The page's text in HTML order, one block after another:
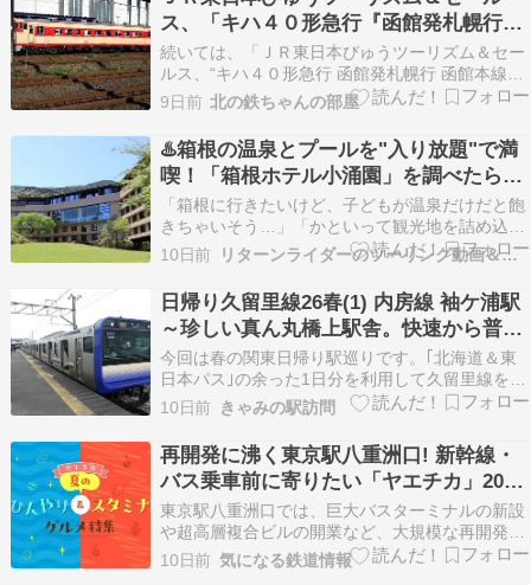
雲（7両）からなるサンライズエクスプレス。
写…
ス、「キハ４０形急行『函館発札幌行』
函館本線の旅」の参加者募集中。
続いては、「ＪＲ東日本びゅうツーリズム＆セー
ルス、“キハ４０形急行 函館発札幌行 函館本線の
旅”の参加者募集中」の話題を一つ。ＪＲ東日本
びゅうツーリズム＆セールスは、「キハ４０形急
行『函館発札幌行』函館本線の旅」の参加者を募
集している。全国の鉄道ファンの皆さん、懐かし
い札幌行き…
9日前 北の鉄ちゃんの部屋
♨️箱根の温泉とプールを"入り放題"で満
喫！「箱根ホテル小涌園」を調べたら家
族旅行にちょうどいい理由とは????
「箱根に行きたいけど、子どもが温泉だけだと飽
きちゃいそう…」「かといって観光地を詰め込み
すぎるのも疲れる…」 そんな悩みを抱えながら箱
根のホテルを探していたところ、目に留まったの
が小涌谷温泉にある「箱根ホテル小涌園」????
藤田観光リゾートが運営する温泉ホテルで、隣接
する温泉ア…
10日前 リターンライダーのツーリング動画＆温泉体験記
日帰り久留里線26春(1) 内房線 袖ケ浦駅
～珍しい真ん丸橋上駅舎。快速から普通
に乗り継ぎます～
今回は春の関東日帰り駅巡りです。｢北海道＆東
日本パス｣の余った1日分を利用して久留里線を訪
問してきました。久留里線のうちの末端区間であ
る久留里駅〜上総亀山駅間は、2027年4月1日付
で廃止する方針とのことで、この区間を中心に駅
巡りしてきました。スタートは東京駅の総武線地
下ホーム。…
10日前 きゃみの駅訪問
再開発に沸く東京駅八重洲口! 新幹線・
バス乗車前に寄りたい「ヤエチカ」2026
年夏の「ひんやり&スタミナグルメ」6選
【新店舗も!】
東京駅八重洲口では、巨大バスターミナルの新設
や超高層複合ビルの開業など、大規模な再開発が
進行中です。そのハブ機能を担う東京駅直結の地
下街「ヤエチカ」には、数年前から注目の新店舗
10日前 気になる鉄道情報